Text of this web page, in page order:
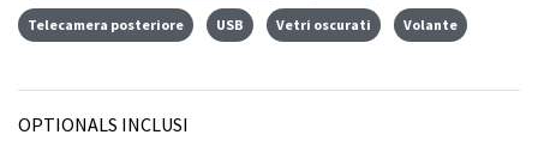
Telecamera posteriore USB Vetri oscurati Volante
OPTIONALS INCLUSI